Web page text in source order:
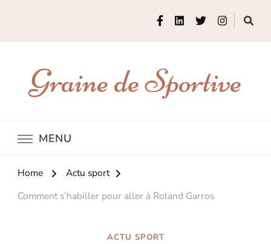
Graine de Sportive
MENU
Home
Actu sport
Comment s’habiller pour aller à Roland Garros
ACTU SPORT